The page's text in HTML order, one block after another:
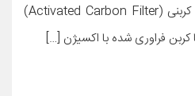
معرفی محصول فیلتر کابین کربنی (Activated Carbon Filter)
کربن فراوری شده با اکسیژن […]